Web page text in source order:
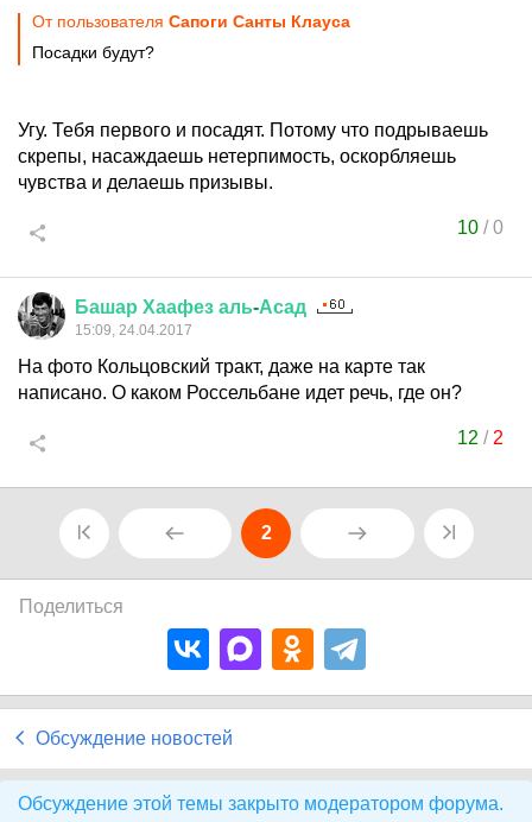
От пользователя Сапоги Санты Клауса
Посадки будут?
Угу. Тебя первого и посадят. Потому что подрываешь
скрепы, насаждаешь нетерпимость, оскорбляешь
чувства и делаешь призывы.
10 /0
Башар Хаафез аль-Асад
15:09, 24.04.2017
На фото Кольцовский тракт, даже на карте так
написано. О каком Россельбане идет речь, где он?
12 / 2
2
Поделиться
Обсуждение новостей
Обсуждение этой темы закрыто модератором форума.